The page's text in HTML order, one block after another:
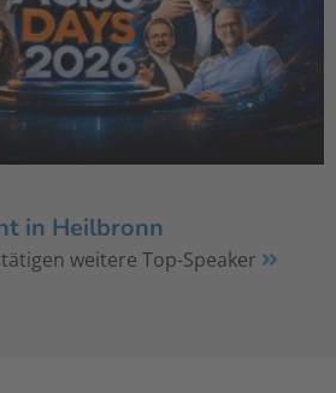
in Heilbronn
weitere Top-Speaker